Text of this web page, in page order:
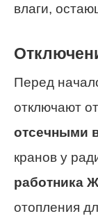
влаги,
Перед
отключают
отсечными
кранов у
работника
отопления